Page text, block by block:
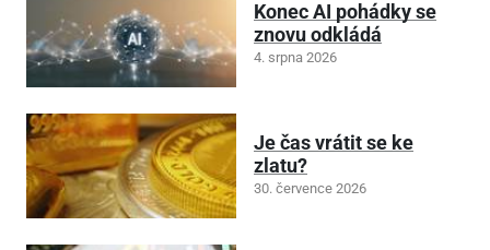
Konec AI pohádky se
znovu odkládá
4. srpna 2026
Je čas vrátit se ke
zlatu?
30. července 2026